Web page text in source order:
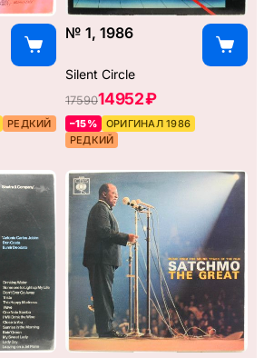
РЕДКИЙ
№ 1, 1986
Silent Circle
1759014952 ₽
–15%
ОРИГИНАЛ 1986
РЕДКИЙ